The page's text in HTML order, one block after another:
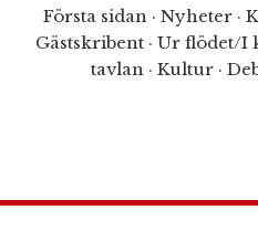
Första sidan· Nyheter·
Gästskribent · Ur flödet/I
tavlan · Kultur ·